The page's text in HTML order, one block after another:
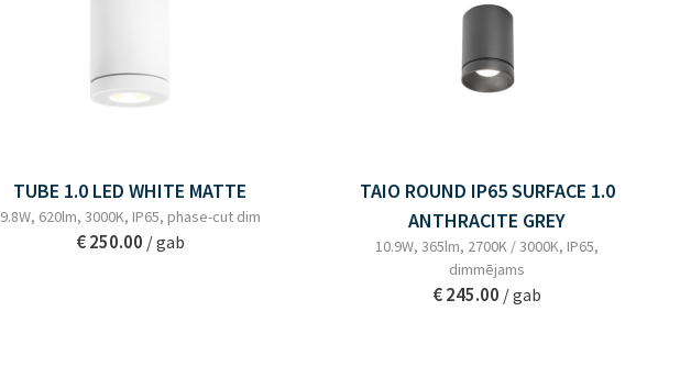
TUBE 1.0 LED WHITE MATTE
9.8W, 620lm, 3000K, IP65, phase-cut dim
€ 250.00 / gab
TAIO ROUND IP65 SURFACE 1.0
ANTHRACITE GREY
10.9W, 365lm, 2700K / 3000K, IP65,
dimmējams
€ 245.00 / gab